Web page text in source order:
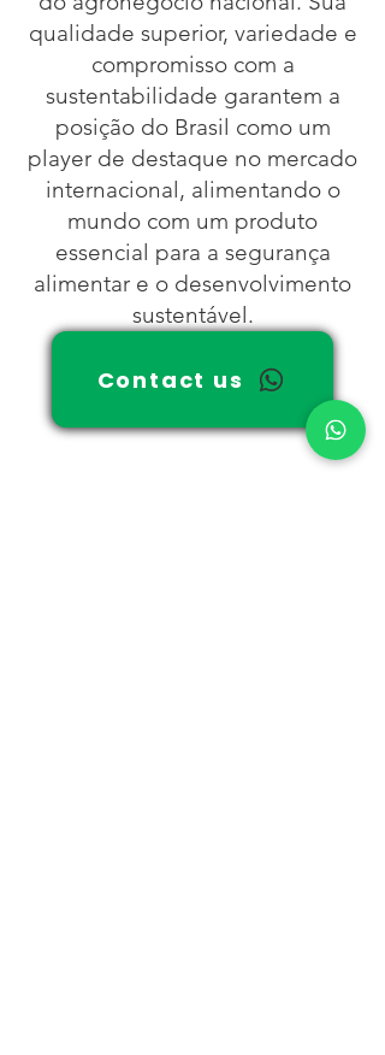
qualidade superior, variedade e
compromisso com a
sustentabilidade garantem a
posição do Brasil como um
player de destaque no mercado
internacional, alimentando o
mundo com um produto
essencial para a segurança
alimentar e o desenvolvimento
sustentável.
Contact us